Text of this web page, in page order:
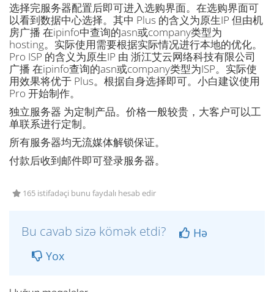
选择完服务器配置后即可进入选购界面。在选购界面可
以看到数据中心选择。其中 Plus 的含义为原生IP 但由机
房广播 在ipinfo中查询的asn或company类型为
hosting。实际使用需要根据实际情况进行本地的优化。
Pro ISP 的含义为原生IP 由 浙江艾云网络科技有限公司
广播 在ipinfo查询的asn或company类型为ISP。实际使
用效果将优于 Plus。根据自身选择即可。小白建议使用
Pro 开始制作。
独立服务器 为定制产品。价格一般较贵，大客户可以工
单联系进行定制。
所有服务器均无流媒体解锁保证。
付款后收到邮件即可登录服务器。
165 istifadəçi bunu faydalı hesab edir
Bu cavab sizə kömək etdi?
Hə
Yox